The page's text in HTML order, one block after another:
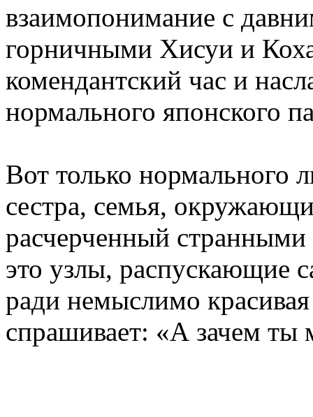
взаимопонимание с
горничными Хисуи и
комендантский час и
нормального японского
Вот только нормального
сестра, семья,
расчерченный
это узлы, распускающие
ради немыслимо
спрашивает: «А зачем ты